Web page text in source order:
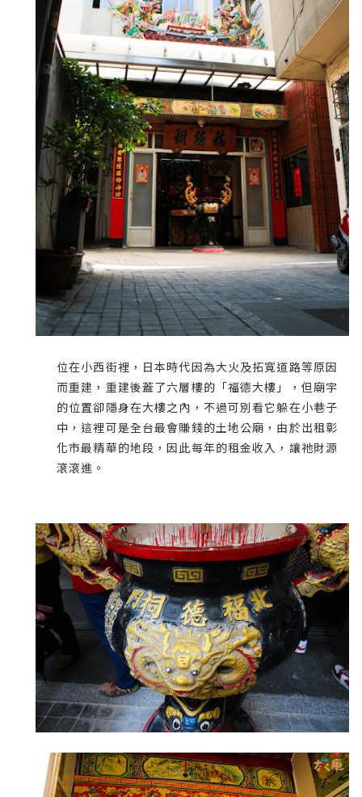
位在小西街裡，日本時代因為大火及拓寬道路等原因
而重建，重建後蓋了六層樓的「福德大樓」，但廟宇
的位置卻隱身在大樓之內，不過可別看它躲在小巷子
中，這裡可是全台最會賺錢的土地公廟，由於出租彰
化市最精華的地段，因此每年的租金收入，讓祂財源
滾滾進。